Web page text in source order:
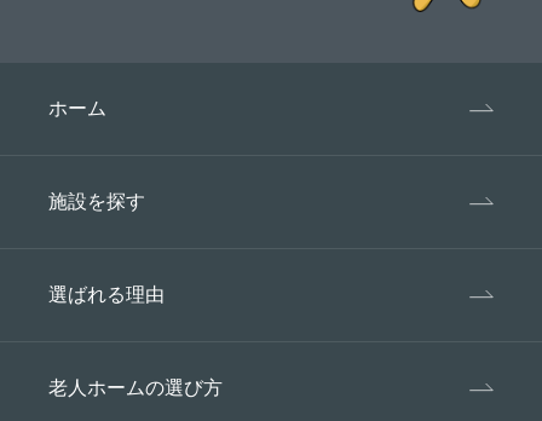
ホーム
施設を探す
選ばれる理由
老人ホームの選び方